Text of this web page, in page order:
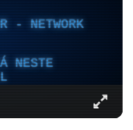
- NETWORK
NESTE